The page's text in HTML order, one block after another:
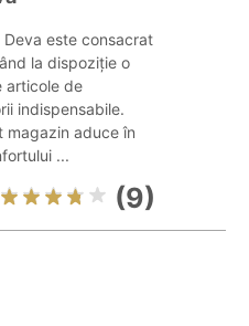
este consacrat
la dispoziție o
articole de
indispensabile.
magazin aduce în
...
(9)